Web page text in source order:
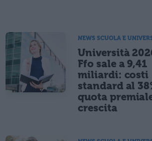
NEWS SCUOLA E
Università
Ffo sale a 9,41
miliardi: costi
standard al
quota
crescita